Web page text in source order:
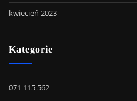
kwiecień 2023
Kategorie
071 115 562